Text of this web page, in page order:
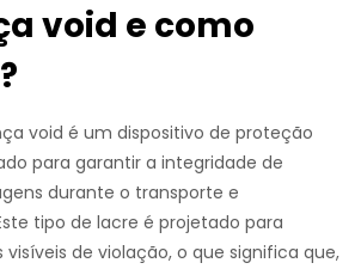
void e como
void é um dispositivo de proteção
para garantir a integridade de
durante o transporte e
tipo de lacre é projetado para
de violação, o que significa que,